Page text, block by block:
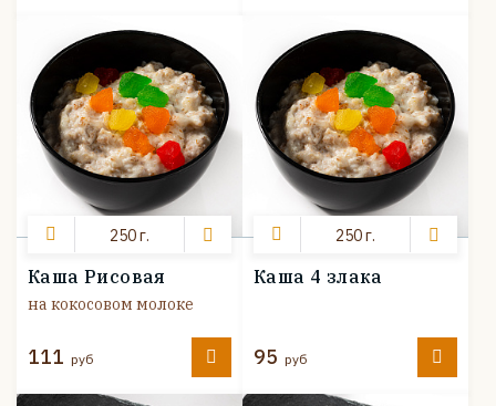
250 г.
Каша Рисовая
на кокосовом молоке
111 руб
250 г.
Каша 4 злака
95 руб